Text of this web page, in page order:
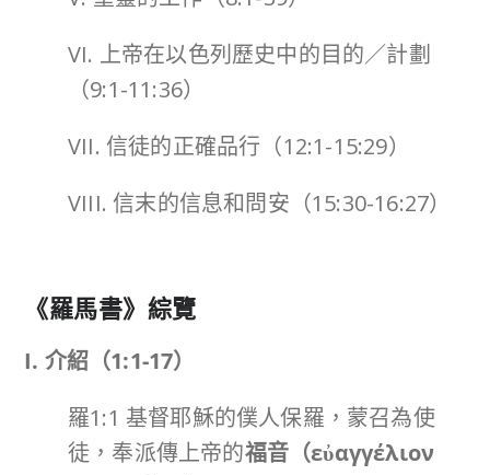
VI. 上帝在以色列歷史中的目的／計劃
（9:1-11:36）
VII. 信徒的正確品行（12:1-15:29）
VIII. 信末的信息和問安（15:30-16:27）
《羅馬書》綜覽
I. 介紹（1:1-17）
羅1:1 基督耶穌的僕人保羅，蒙召為使
徒，奉派傳上帝的福音（εὐαγγέλιον